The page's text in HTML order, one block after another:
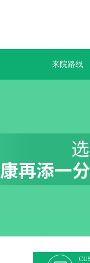
来院路线